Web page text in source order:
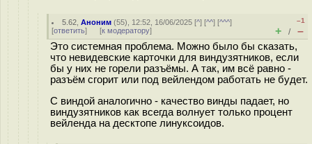
5.62 ,Аноним (55), 12:52, 16/06/2025 [^] [^^] [^^^]
[ответить] [к модератору]
–1
+ / –
Это системная проблема. Можно было бы сказать,
что невидевские карточки для виндузятников, если
бы у них не горели разъёмы. А так, им всё равно -
разъём сгорит или под вейлендом работать не будет.
С виндой аналогично - качество винды падает, но
виндузятников как всегда волнует только процент
вейленда на десктопе линуксоидов.